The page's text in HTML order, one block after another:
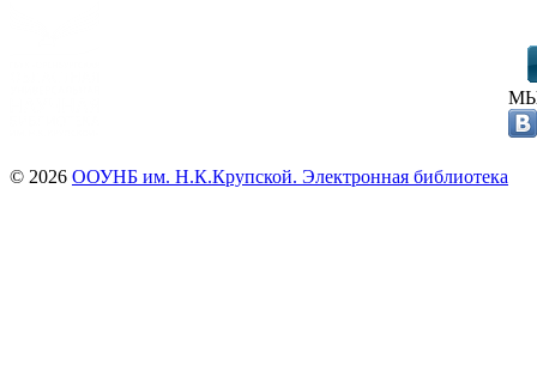
© 2026 ООУНБ им. Н.К.Крупской. Электронная библиотека